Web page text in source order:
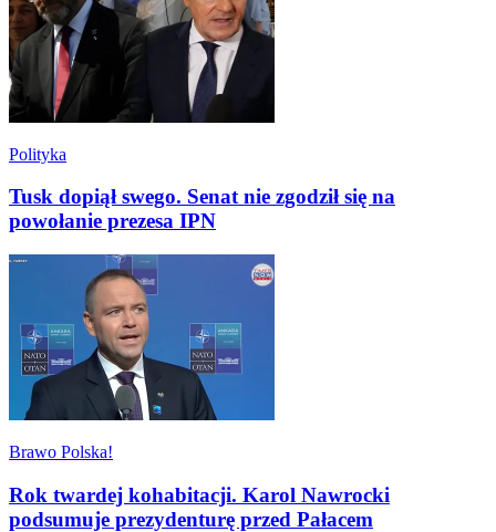
Polityka
Tusk dopiął swego. Senat nie zgodził się na
powołanie prezesa IPN
Brawo Polska!
Rok twardej kohabitacji. Karol Nawrocki
podsumuje prezydenturę przed Pałacem